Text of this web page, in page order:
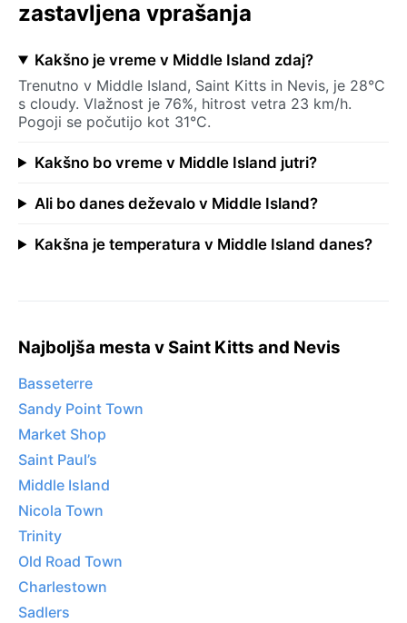
zastavljena vprašanja
Kakšno je vreme v Middle Island zdaj?
Trenutno v Middle Island, Saint Kitts in Nevis, je 28°C
s cloudy. Vlažnost je 76%, hitrost vetra 23 km/h.
Pogoji se počutijo kot 31°C.
Kakšno bo vreme v Middle Island jutri?
Ali bo danes deževalo v Middle Island?
Kakšna je temperatura v Middle Island danes?
Najboljša mesta v Saint Kitts and Nevis
Basseterre
Sandy Point Town
Market Shop
Saint Paul’s
Middle Island
Nicola Town
Trinity
Old Road Town
Charlestown
Sadlers